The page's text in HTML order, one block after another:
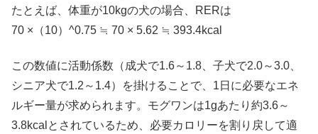
たとえば、体重が10kgの犬の場合、RERは
70 ×（10）^0.75 ≒ 70 × 5.62 ≒ 393.4kcal
この数値に活動係数（成犬で1.6～1.8、子犬で2.0～3.0、
シニア犬で1.2～1.4）を掛けることで、1日に必要なエネ
ルギー量が求められます。モグワンは1gあたり約3.6～
3.8kcalとされているため、必要カロリーを割り戻して適